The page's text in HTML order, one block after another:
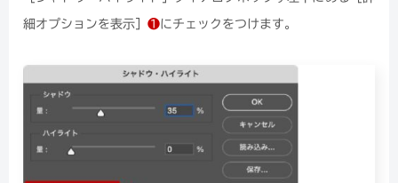
細オプションを表示］ ❶にチェックをつけます。